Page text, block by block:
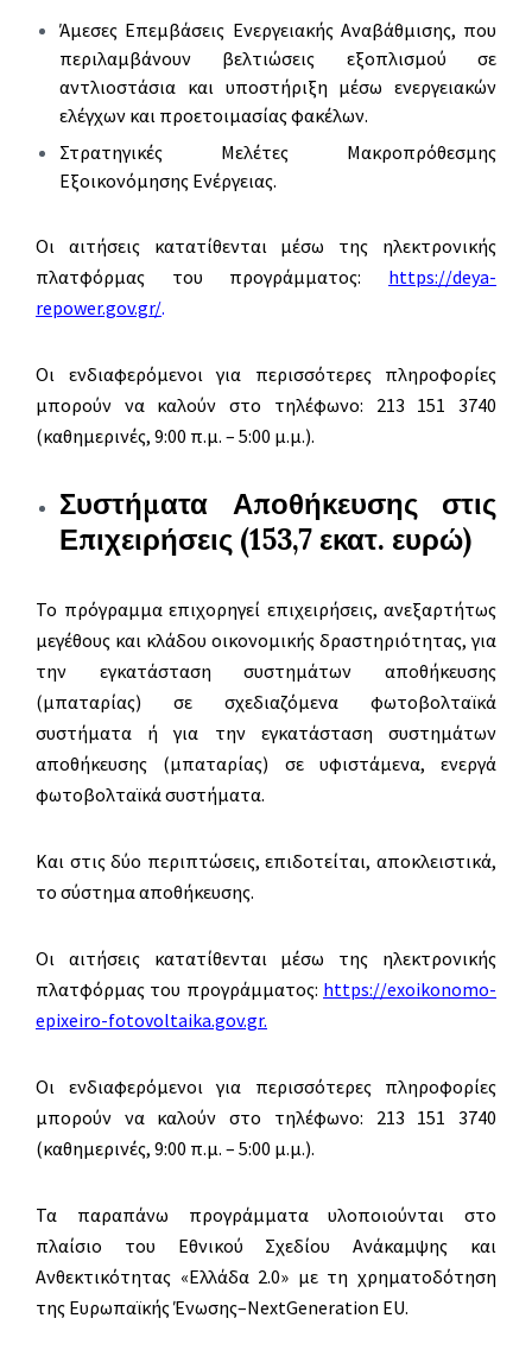
Άμεσες Επεμβάσεις Ενεργειακής Αναβάθμισης, που
περιλαμβάνουν βελτιώσεις εξοπλισμού σε
αντλιοστάσια και υποστήριξη μέσω ενεργειακών
ελέγχων και προετοιμασίας φακέλων.
Στρατηγικές Μελέτες Μακροπρόθεσμης
Εξοικονόμησης Ενέργειας.
Οι αιτήσεις κατατίθενται μέσω της ηλεκτρονικής
πλατφόρμας του προγράμματος:
https://deya-
repower.gov.gr/.
Οι ενδιαφερόμενοι για περισσότερες πληροφορίες
μπορούν να καλούν στο τηλέφωνο: 213 151 3740
(καθημερινές, 9:00 π.μ. – 5:00 μ.μ.).
Συστήματα Αποθήκευσης στις
Επιχειρήσεις (153,7 εκατ. ευρώ)
Το πρόγραμμα επιχορηγεί επιχειρήσεις, ανεξαρτήτως
μεγέθους και κλάδου οικονομικής δραστηριότητας, για
την εγκατάσταση συστημάτων αποθήκευσης
(μπαταρίας) σε σχεδιαζόμενα φωτοβολταϊκά
συστήματα ή για την εγκατάσταση συστημάτων
αποθήκευσης (μπαταρίας) σε υφιστάμενα, ενεργά
φωτοβολταϊκά συστήματα.
Και στις δύο περιπτώσεις, επιδοτείται, αποκλειστικά,
το σύστημα αποθήκευσης.
Οι αιτήσεις κατατίθενται μέσω της ηλεκτρονικής
πλατφόρμας του προγράμματος: https://exoikonomo-
epixeiro-fotovoltaika.gov.gr.
Οι ενδιαφερόμενοι για περισσότερες πληροφορίες
μπορούν να καλούν στο τηλέφωνο: 213 151 3740
(καθημερινές, 9:00 π.μ. – 5:00 μ.μ.).
Τα παραπάνω προγράμματα υλοποιούνται στο
πλαίσιο του Εθνικού Σχεδίου Ανάκαμψης και
Ανθεκτικότητας «Ελλάδα 2.0» με τη χρηματοδότηση
της Ευρωπαϊκής Ένωσης–NextGeneration EU.